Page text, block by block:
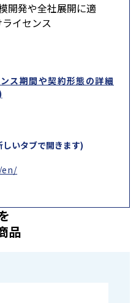
開発や全社展開に適
イセンス
ス期間や契約形態の詳細
しいタブで開きます)
品